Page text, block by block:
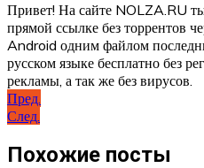
Привет! На сайте NOLZA.RU
прямой ссылке без торрентов
Android одним файлом
русском языке бесплатно без
рекламы, а так же без вирусов.
Навигация
по
записям
Пред.
След.
Похожие посты